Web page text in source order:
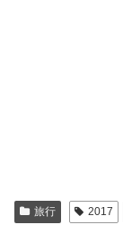
旅行 2017